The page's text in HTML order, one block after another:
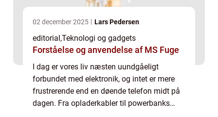
02 december 2025 Lars Pedersen
editorial,Teknologi og gadgets
Forståelse og anvendelse af MS Fuge
I dag er vores liv næsten uundgåeligt
forbundet med elektronik, og intet er mere
frustrerende end en døende telefon midt på
dagen. Fra opladerkabler til powerbanks